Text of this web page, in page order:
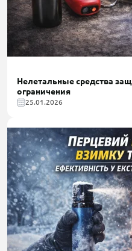
Нелетальные средства
ограничения
25.01.2026